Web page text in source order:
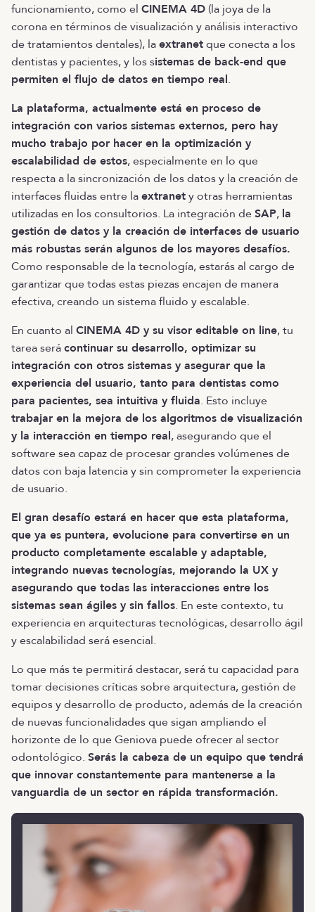
funcionamiento, como el CINEMA 4D (la joya de la
corona en términos de visualización y análisis interactivo
de tratamientos dentales), laextranetque conecta a los
dentistas y pacientes, y los sistemas de back-end que
permiten el flujo de datos en tiempo real.
La plataforma, actualmente está en proceso de
integración con varios sistemas externos, pero hay
mucho trabajo por hacer en la optimización y
escalabilidad de estos, especialmente en lo que
respecta a la sincronización de los datos y la creación de
interfaces fluidas entre laextranety otras herramientas
utilizadas en los consultorios. La integración deSAP, la
gestión de datos y la creación de interfaces de usuario
más robustas serán algunos de los mayores desafíos.
Como responsable de la tecnología, estarás al cargo de
garantizar que todas estas piezas encajen de manera
efectiva, creando un sistema fluido y escalable.
En cuanto al CINEMA 4D y su visor editable on line, tu
tarea serácontinuar su desarrollo, optimizar su
integración con otros sistemas y asegurar que la
experiencia del usuario, tanto para dentistas como
para pacientes, sea intuitiva y fluida. Esto incluye
trabajar en la mejora de los algoritmos de visualización
y la interacción en tiempo real, asegurando que el
software sea capaz de procesar grandes volúmenes de
datos con baja latencia y sin comprometer la experiencia
de usuario.
El gran desafío estará en hacer que esta plataforma,
que ya es puntera, evolucione para convertirse en un
producto completamente escalable y adaptable,
integrando nuevas tecnologías, mejorando la UX y
asegurando que todas las interacciones entre los
sistemas sean ágiles y sin fallos. En este contexto, tu
experiencia en arquitecturas tecnológicas, desarrollo ágil
y escalabilidad será esencial.
Lo que más te permitirá destacar, será tu capacidad para
tomar decisiones críticas sobre arquitectura, gestión de
equipos y desarrollo de producto, además de la creación
de nuevas funcionalidades que sigan ampliando el
horizonte de lo que Geniova puede ofrecer al sector
odontológico. Serás la cabeza de un equipo que tendrá
que innovar constantemente para mantenerse a la
vanguardia de un sector en rápida transformación.